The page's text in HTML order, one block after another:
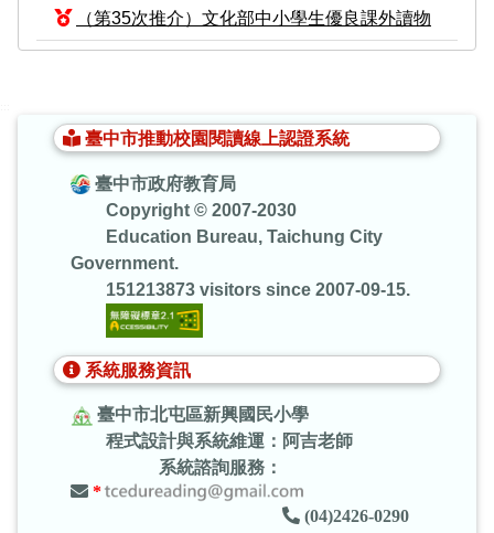
（第35次推介）文化部中小學生優良課外讀物
臺中市推動校園閱讀線上認證系統
臺中市政府教育局
Copyright © 2007-2030
Education Bureau, Taichung City
Government.
151213873 visitors since 2007-09-15.
系統服務資訊
臺中市北屯區新興國民小學
程式設計與系統維運：阿吉老師
系統諮詢服務：
*
(04)2426-0290